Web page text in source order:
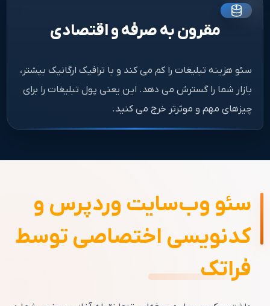
مقرون به صرفه و اقتصادی
سئو هزینه تبلیغات را کم می کند و با ترافیک ارگانیک بیشتر،
بازار شما را گسترش می دهد. این یعنی پول تبلیغات را برای
چیزهای مهم و موثرتر خرج می کنید.
سئو وب‌سایت وردپرس و
کدنویسی اختصاصی توسط
فراتک